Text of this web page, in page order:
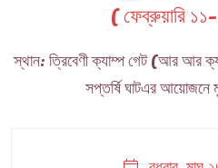
( ফেব্রুয়ারি
স্থান: ত্রিবেণী ক্যাম্প গেট (আর আর
সপ্তর্ষি ঘাটএর